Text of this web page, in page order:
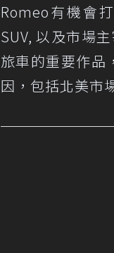
Romeo有機會
SUV, 以及市場
旅車的重要作品
因，包括北美市